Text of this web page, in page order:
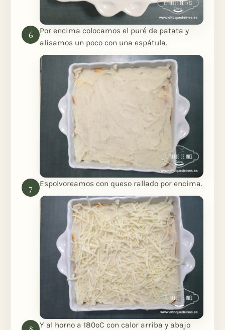
Por encima colocamos el puré de patata y
alisamos un poco con una espátula.
Espolvoreamos con queso rallado por encima.
Y al horno a 180ºC con calor arriba y abajo